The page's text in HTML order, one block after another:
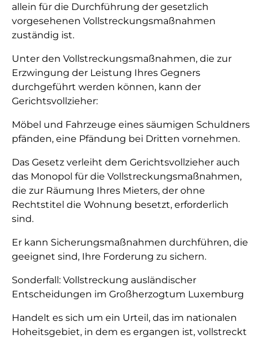
allein für die Durchführung der gesetzlich
vorgesehenen Vollstreckungsmaßnahmen
zuständig ist.
Unter den Vollstreckungsmaßnahmen, die zur
Erzwingung der Leistung Ihres Gegners
durchgeführt werden können, kann der
Gerichtsvollzieher:
Möbel und Fahrzeuge eines säumigen Schuldners
pfänden, eine Pfändung bei Dritten vornehmen.
Das Gesetz verleiht dem Gerichtsvollzieher auch
das Monopol für die Vollstreckungsmaßnahmen,
die zur Räumung Ihres Mieters, der ohne
Rechtstitel die Wohnung besetzt, erforderlich
sind.
Er kann Sicherungsmaßnahmen durchführen, die
geeignet sind, Ihre Forderung zu sichern.
Sonderfall: Vollstreckung ausländischer
Entscheidungen im Großherzogtum Luxemburg
Handelt es sich um ein Urteil, das im nationalen
Hoheitsgebiet, in dem es ergangen ist, vollstreckt